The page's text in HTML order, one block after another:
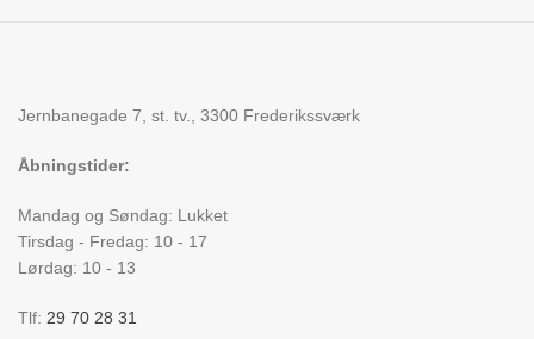
Jernbanegade 7, st. tv., 3300 Frederikssværk
Åbningstider:
Mandag og Søndag: Lukket
Tirsdag - Fredag: 10 - 17
Lørdag: 10 - 13
Tlf: 29 70 28 31